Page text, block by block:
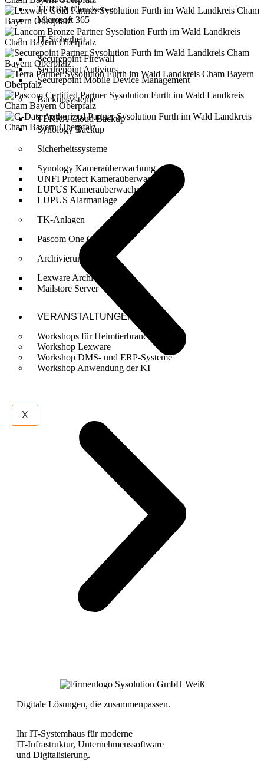
TERRA Cloudserver
Microsoft 365
IT-Sicherheit
Securepoint Firewall
Securepoint Antiviurs
Securepoint Mobile Device Management
Backupsysteme
TERRA Cloud Backup
Synology Backup
Sicherheitssysteme
Synology Kameraüberwachung
UNFI Protect Kameraüberwachung
LUPUS Kameraüberwachung
LUPUS Alarmanlage
TK-Anlagen
Pascom One Cloud PBX
Archivierung
Lexware Archivierung
Mailstore Server
VERANSTALTUNGEN
Workshops für Heimtierbranche
Workshop Lexware
Workshop DMS- und ERP-Systeme
Workshop Anwendung der KI
X
Digitale Lösungen, die zusammenpassen.
Ihr IT-Systemhaus für moderne
IT-Infrastruktur, Unternehmenssoftware
und Digitalisierung.